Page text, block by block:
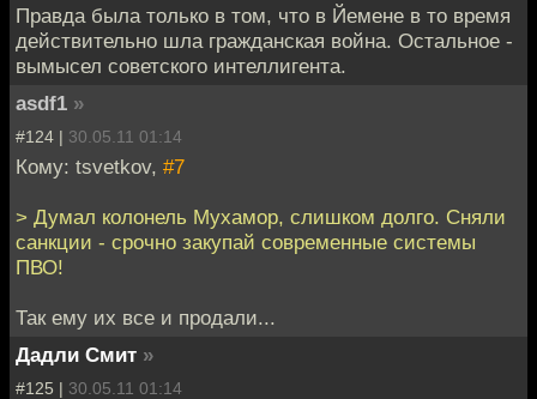
Правда была только в том, что в Йемене в то время
действительно шла гражданская война. Остальное -
вымысел советского интеллигента.
asdf1 »
#124 | 30.05.11 01:14
Кому: tsvetkov, #7
> Думал колонель Мухамор, слишком долго. Сняли
санкции - срочно закупай современные системы
ПВО!
Так ему их все и продали...
Дадли Смит »
#125 | 30.05.11 01:14